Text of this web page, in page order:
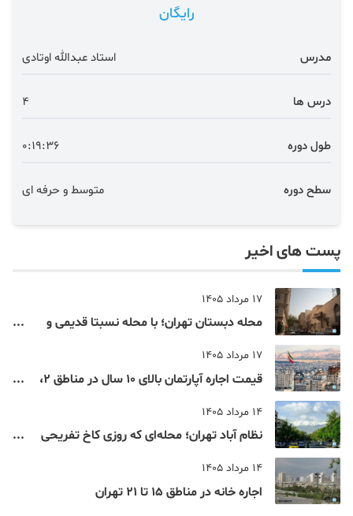
رایگان
مدرس استاد عبدالله اوتادی
درس ها 4
طول دوره 0:19:36
سطح دوره متوسط و حرفه ای
پست های اخیر
17 مرداد 1405
محله دبستان تهران؛ با محله نسبتا قدیمی و
17 مرداد 1405
قیمت اجاره آپارتمان بالای 10 سال در مناطق 2،
14 مرداد 1405
نظام‌ آباد تهران؛ محله‌ای که روزی کاخ تفریحی
14 مرداد 1405
اجاره خانه در مناطق 15 تا 21 تهران